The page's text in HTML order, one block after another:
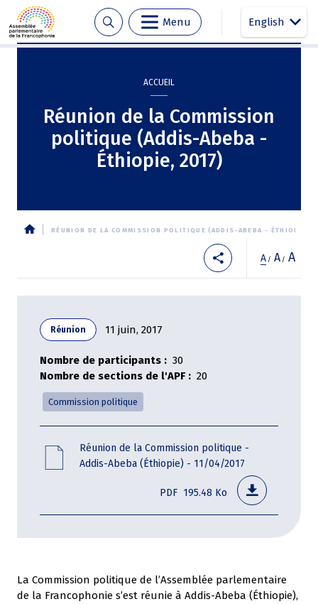
Aller
Menu English
ACCUEIL
Réunion de la Commission
politique (Addis-Abeba -
Éthiopie, 2017)
d'Ariane
RÉUNION DE LA COMMISSION POLITIQUE (ADDIS-ABEBA - ÉTHIOPIE,
A / A / A
Réunion 11 juin, 2017
Nombre de participants
30
Nombre de sections de l'APF
20
Commission politique
Réunion de la Commission politique -
Addis-Abeba (Éthiopie) - 11/04/2017
PDF 195.48 Ko
La Commission politique de l’Assemblée parlementaire
de la Francophonie s’est réunie à Addis-Abeba (Éthiopie),
Panneau de gestion des cookies